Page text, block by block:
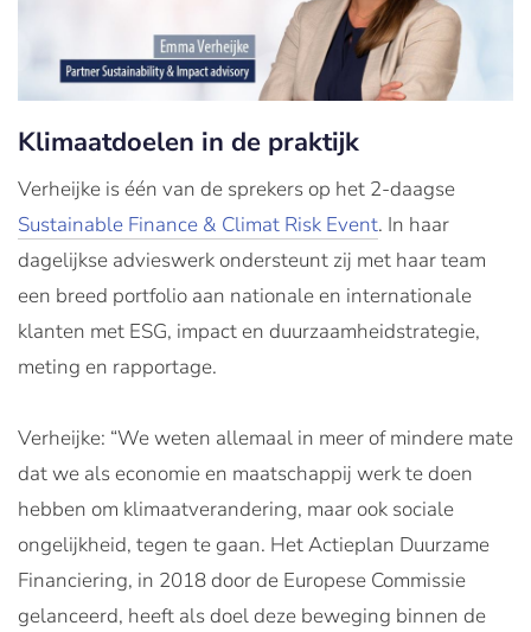
Klimaatdoelen in de praktijk
Verheijke is één van de sprekers op het 2-daagse
Sustainable Finance & Climat Risk Event. In haar
dagelijkse advieswerk ondersteunt zij met haar team
een breed portfolio aan nationale en internationale
klanten met ESG, impact en duurzaamheidstrategie,
meting en rapportage.
Verheijke: “We weten allemaal in meer of mindere mate
dat we als economie en maatschappij werk te doen
hebben om klimaatverandering, maar ook sociale
ongelijkheid, tegen te gaan. Het Actieplan Duurzame
Financiering, in 2018 door de Europese Commissie
gelanceerd, heeft als doel deze beweging binnen de